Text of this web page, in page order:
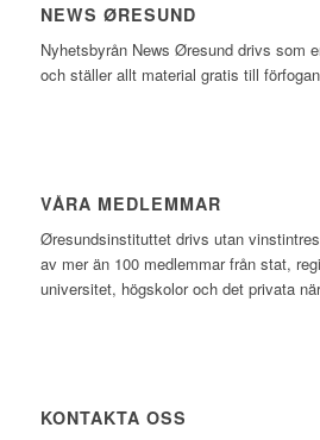
NEWS ØRESUND
Nyhetsbyrån News Øresund drivs som
och ställer allt material gratis till
VÅRA MEDLEMMAR
Øresundsinstituttet drivs utan
av mer än 100 medlemmar från stat,
universitet, högskolor och det privata
KONTAKTA OSS